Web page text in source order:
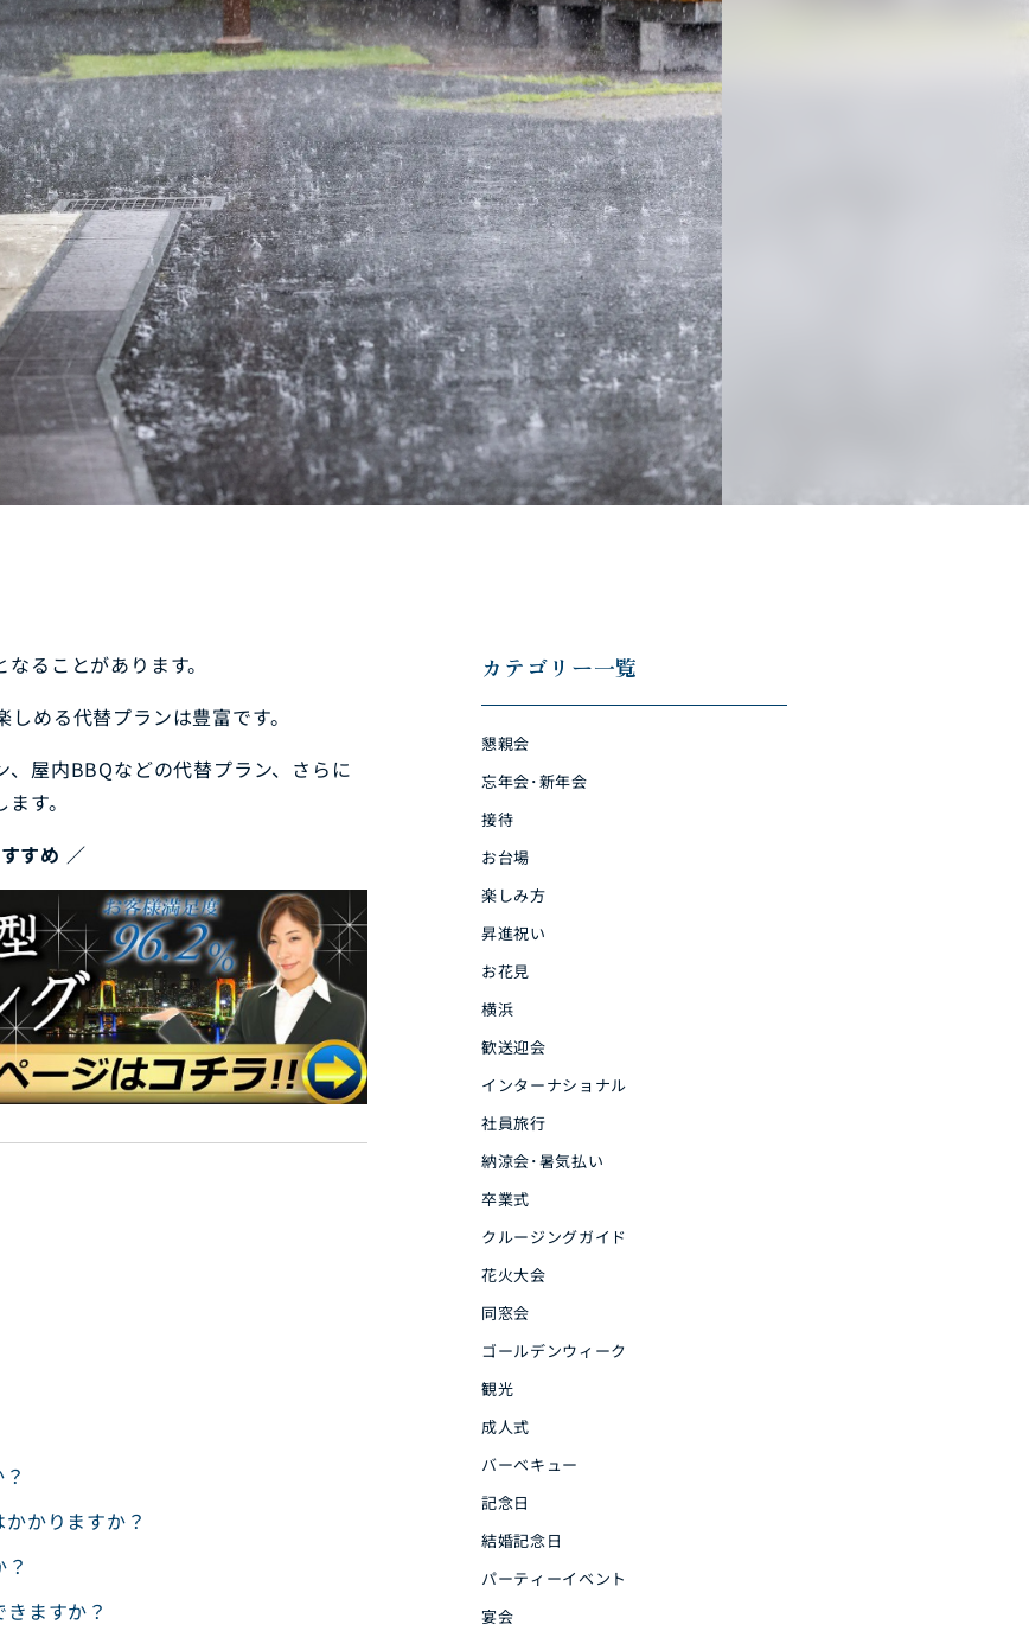
ることがあります。
める代替プランは豊富です。
屋内BBQなどの代替プラン、さらに
す。
すめ ／
かりますか？
ますか？
カテゴリー一覧
懇親会
忘年会･新年会
接待
お台場
楽しみ方
昇進祝い
お花見
横浜
歓送迎会
インターナショナル
社員旅行
納涼会･暑気払い
卒業式
クルージングガイド
花火大会
同窓会
ゴールデンウィーク
観光
成人式
バーベキュー
記念日
結婚記念日
パーティーイベント
宴会